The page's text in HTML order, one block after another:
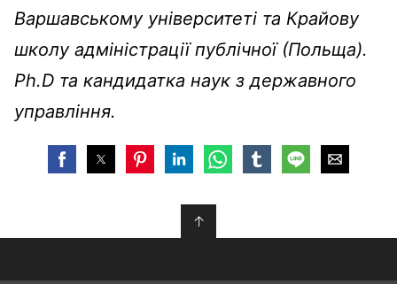
Варшавському університеті та Крайову
школу адміністрації публічної (Польща).
Ph.D та кандидатка наук з державного
управління.
↑